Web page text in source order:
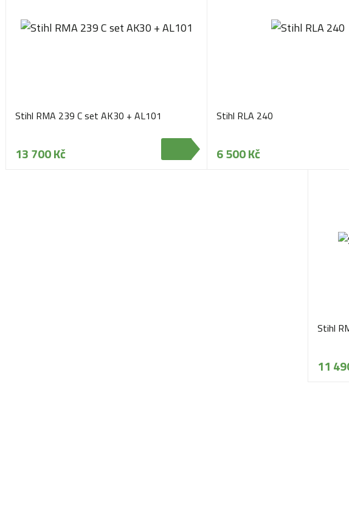
Stihl RMA 239 C set AK30 + AL101
13 700 Kč
Stihl RLA 240
6 500 Kč
Stihl
11